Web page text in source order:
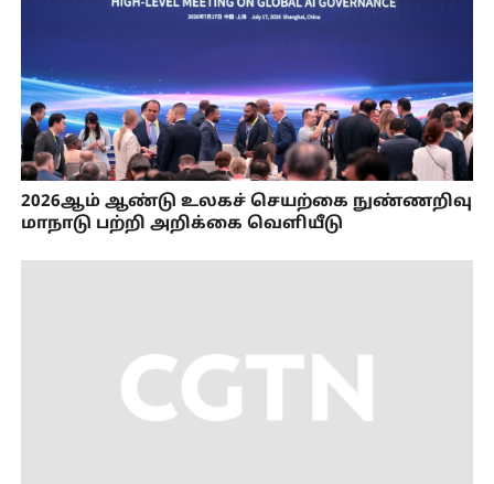
2026ஆம் ஆண்டு உலகச் செயற்கை நுண்ணறிவு
மாநாடு பற்றி அறிக்கை வெளியீடு